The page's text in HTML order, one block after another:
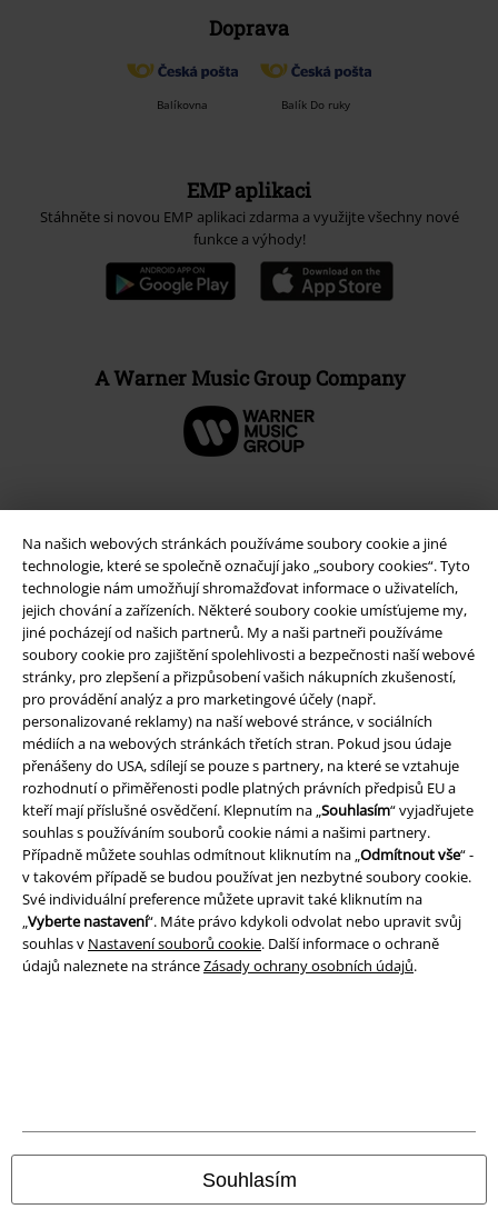
Na našich webových stránkách používáme soubory cookie a jiné
technologie, které se společně označují jako „soubory cookies“. Tyto
technologie nám umožňují shromažďovat informace o uživatelích,
jejich chování a zařízeních. Některé soubory cookie umísťujeme my,
jiné pocházejí od našich partnerů. My a naši partneři používáme
soubory cookie pro zajištění spolehlivosti a bezpečnosti naší webové
stránky, pro zlepšení a přizpůsobení vašich nákupních zkušeností,
pro provádění analýz a pro marketingové účely (např.
personalizované reklamy) na naší webové stránce, v sociálních
médiích a na webových stránkách třetích stran. Pokud jsou údaje
přenášeny do USA, sdílejí se pouze s partnery, na které se vztahuje
rozhodnutí o přiměřenosti podle platných právních předpisů EU a
kteří mají příslušné osvědčení. Klepnutím na „Souhlasím“ vyjadřujete
souhlas s používáním souborů cookie námi a našimi partnery.
Případně můžete souhlas odmítnout kliknutím na „Odmítnout vše“ -
v takovém případě se budou používat jen nezbytné soubory cookie.
Své individuální preference můžete upravit také kliknutím na
„Vyberte nastavení“. Máte právo kdykoli odvolat nebo upravit svůj
souhlas v Nastavení souborů cookie. Další informace o ochraně
údajů naleznete na stránceZásady ochrany osobních údajů.
Souhlasím
Doprava
Balíkovna Balík Do ruky
EMP aplikaci
Stáhněte si novou EMP aplikaci zdarma a využijte všechny nové
funkce a výhody!
A Warner Music Group Company
Právní informace
Podmínky
Prohlášení
Ochrana osobních údajů
Likvidace odpadu a ochrana životního prostředí
Prohlášení o shodě
Všechny ceny jsou včetně DPH, bezpoštovného a balného